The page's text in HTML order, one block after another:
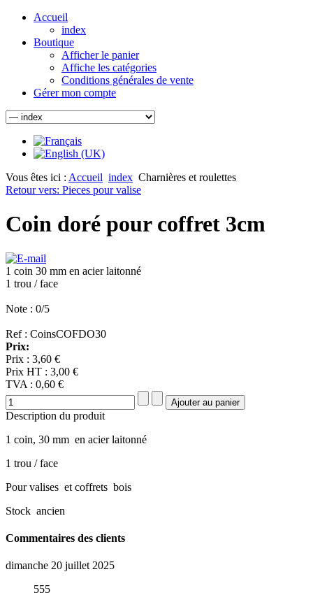
Accueil
index
Boutique
Afficher le panier
Affiche les catégories
Conditions générales de vente
Gérer mon compte
Vous êtes ici : Accueil index Charnières et roulettes
Retour vers: Pieces pour valise
Coin doré pour coffret 3cm
1 coin 30 mm en acier laitonné
1 trou / face
Note : 0/5
Ref : CoinsCOFDO30
Prix:
Prix : 3,60 €
Prix HT : 3,00 €
TVA : 0,60 €
Description du produit
1 coin, 30 mm en acier laitonné
1 trou / face
Pour valises et coffrets bois
Stock ancien
Commentaires des clients
dimanche 20 juillet 2025
555